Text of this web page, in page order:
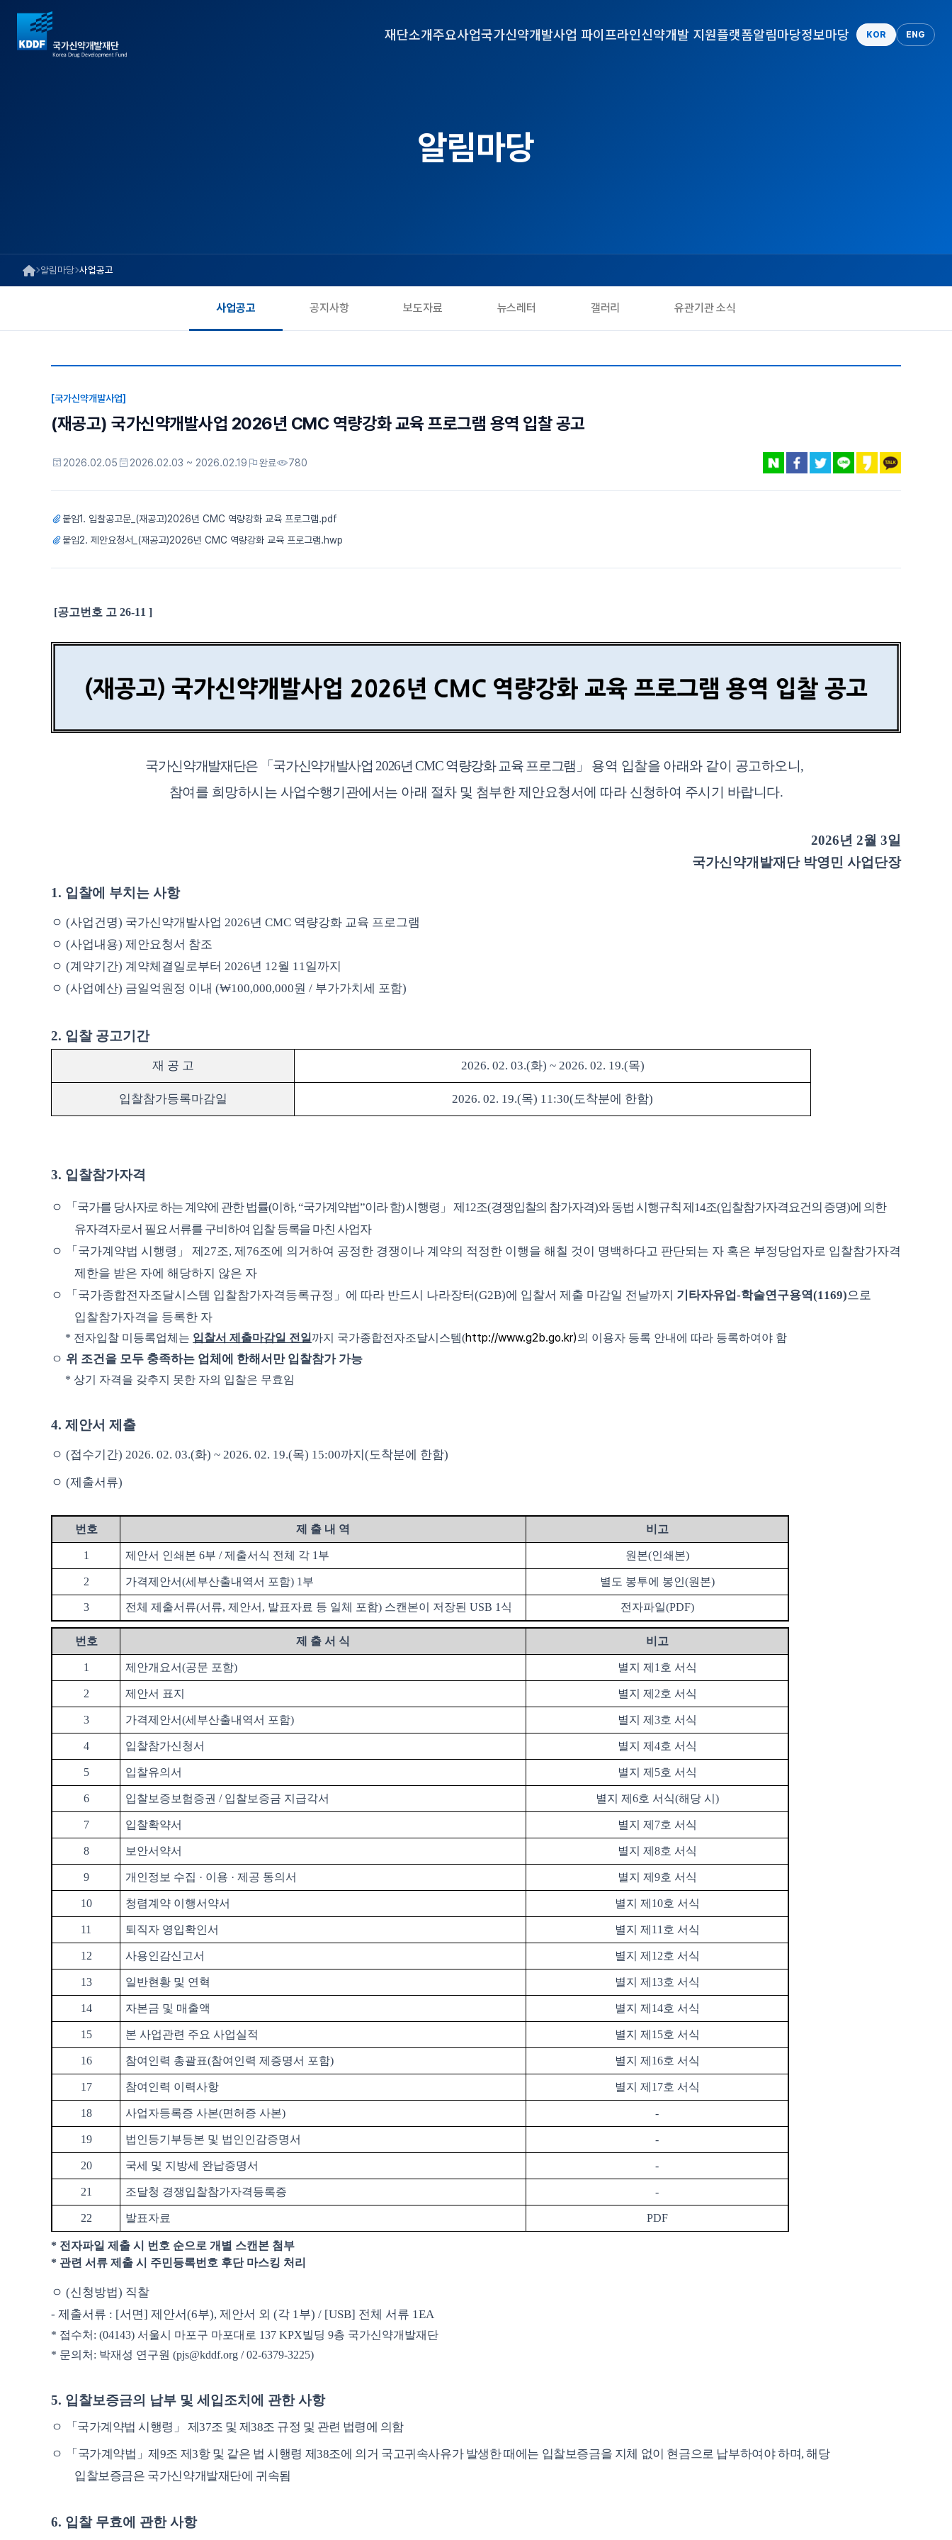
재단소개주요사업국가신약개발사업 파이프라인신약개발 지원플랫폼알림마당정보마당 KOR ENG
알림마당
알림마당 사업공고
사업공고 공지사항 보도자료 뉴스레터 갤러리 유관기관 소식
[국가신약개발사업]
(재공고) 국가신약개발사업 2026년 CMC 역량강화 교육 프로그램 용역 입찰 공고
2026.02.05 2026.02.03 ~ 2026.02.19 완료 780
붙임1. 입찰공고문_(재공고)2026년 CMC 역량강화 교육 프로그램.pdf
붙임2. 제안요청서_(재공고)2026년 CMC 역량강화 교육 프로그램.hwp
[공고번호 고 26-11 ]
국가신약개발재단은 「국가신약개발사업 2026년CMC역량강화 교육 프로그램 」 용역 입찰을 아래와 같이 공고하오니,
참여를 희망하시는 사업수행기관에서는 아래 절차 및 첨부한 제안요청서에 따라 신청하여 주시기 바랍니다.
2026년 2월 3일
국가신약개발재단 박영민 사업단장
1. 입찰에 부치는 사항
ㅇ (사업건명) 국가신약개발사업 2026년 CMC 역량강화 교육 프로그램
ㅇ (사업내용) 제안요청서 참조
ㅇ (계약기간) 계약체결일로부터 2026년 12월 11 일까지
ㅇ (사업예산) 금일억원정 이내 (₩100,000,000원 / 부가가치세 포함)
2. 입찰 공고기간
재 공 고 2026. 02. 03.(화) ~ 2026. 02. 19.(목)
입찰참가등록마감일 2026. 02. 19.(목) 11:30( 도착분에 한함)
3. 입찰참가자격
ㅇ 「 국가를 당사자로 하는 계약에 관한 법률(이하, “국가계약법”이라 함)시행령 」제12조(경쟁입찰의 참가자격)와 동법 시행규칙 제14조(입찰참가자격요건의 증명)에 의한
유자격자로서 필요 서류를 구비하여 입찰 등록을 마친 사업자
ㅇ
「 국가계약법 시행령 」 제 27조, 제 76조에 의거하여 공정한 경쟁이나 계약의 적정한 이행을 해칠 것이 명백하다고 판단되는 자 혹은 부정당업자로 입찰참가자격
제한을 받은 자에 해당하지 않은 자
ㅇ
「 국가종합전자조달시스템 입찰참가자격등록규정 」 에 따라 반드시 나라장터(G2B)에 입찰서 제출 마감일 전날까지 기타자유업 -학술연구용역(1169)으로
입찰참가자격을 등록한 자
* 전자입찰 미등록업체는 입찰서 제출마감일 전일 까지 국가종합전자조달시스템(http://www.g2b.go.kr)의 이용자 등록 안내에 따라 등록하여야 함
ㅇ 위 조건을 모두 충족하는 업체에 한해서만 입찰참가 가능
* 상기 자격을 갖추지 못한 자의 입찰은 무효임
4. 제안서 제출
ㅇ (접수기간) 2026. 02. 03.(화) ~ 2026. 02. 19.(목) 15:00까지( 도착분에 한함)
ㅇ (제출서류)
번호 제 출 내 역 비고
1 제안서 인쇄본 6부 /제출서식 전체 각 1 부 원본(인쇄본)
2 가격제안서(세부산출내역서 포함) 1 부 별도 봉투에 봉인(원본)
3 전체 제출서류(서류, 제안서 , 발표자료 등 일체 포함) 스캔본이 저장된 USB 1 식 전자파일(PDF)
번호 제 출 서 식 비고
1 제안개요서(공문 포함) 별지 제 1 호 서식
2 제안서 표지 별지 제 2호 서식
3 가격제안서(세부산출내역서 포함) 별지 제 3호 서식
4 입찰참가신청서 별지 제 4호 서식
5 입찰유의서 별지 제 5호 서식
6 입찰보증보험증권 / 입찰보증금 지급각서 별지 제 6호 서식(해당 시 )
7 입찰확약서 별지 제 7호 서식
8 보안서약서 별지 제 8호 서식
9 개인정보 수집 · 이용 · 제공 동의서 별지 제 9호 서식
10 청렴계약 이행서약서 별지 제 10호 서식
11 퇴직자 영입확인서 별지 제 11 호 서식
12 사용인감신고서 별지 제 12호 서식
13 일반현황 및 연혁 별지 제 13호 서식
14 자본금 및 매출액 별지 제 14호 서식
15 본 사업관련 주요 사업실적 별지 제 15호 서식
16 참여인력 총괄표(참여인력 제증명서 포함) 별지 제 16호 서식
17 참여인력 이력사항 별지 제 17호 서식
18 사업자등록증 사본(면허증 사본) -
19 법인등기부등본 및 법인인감증명서 -
20 국세 및 지방세 완납증명서 -
21 조달청 경쟁입찰참가자격등록증 -
22 발표자료 PDF
* 전자파일 제출 시 번호 순으로 개별 스캔본 첨부
* 관련 서류 제출 시 주민등록번호 후단 마스킹 처리
ㅇ (신청방법) 직찰
- 제출서류 : [서면] 제안서(6부), 제안서 외 (각 1 부) / [USB] 전체 서류 1EA
* 접수처 : (04143) 서울시 마포구 마포대로 137 KPX빌딩 9층 국가신약개발재단
* 문의처 : 박재성 연구원 (pjs@kddf.org / 02-6379-3225)
5. 입찰보증금의 납부 및 세입조치에 관한 사항
ㅇ 「 국가계약법 시행령 」 제37조 및 제38조 규정 및 관련 법령에 의함
ㅇ
「 국가계약법 」제9조 제3항 및 같은 법 시행령 제38조에 의거 국고귀속사유가 발생한 때에는 입찰보증금을 지체 없이 현금으로 납부하여야 하며,해당
입찰보증금은 국가신약개발재단에 귀속됨
6. 입찰 무효에 관한 사항